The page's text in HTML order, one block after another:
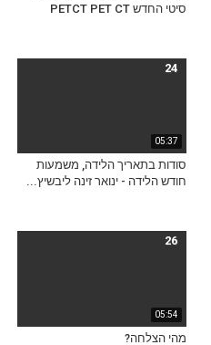
סיטי החדש PETCT PET CT
05:37
24
סודות בתאריך הלידה, משמעות
חודש הלידה - ינואר זינה ליבשיץ...
05:54
26
מהי הצלחה?